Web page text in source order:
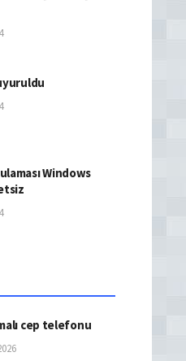
Windows
cep telefonu